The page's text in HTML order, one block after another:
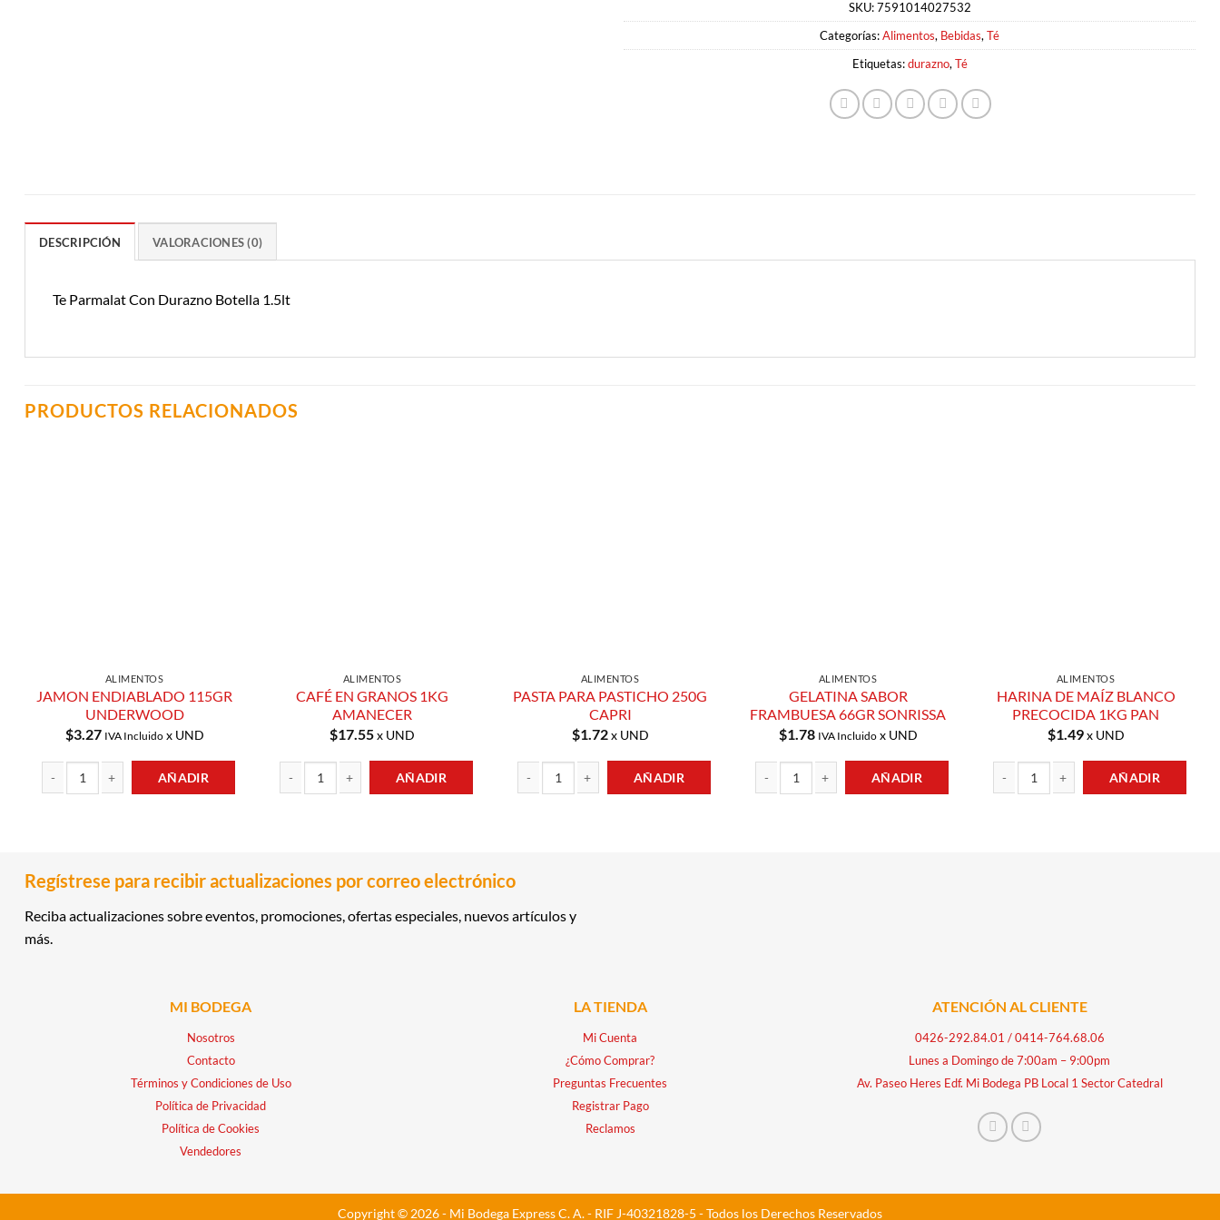
SKU:7591014027532
Categorías:Alimentos, Bebidas, Té
Etiquetas:durazno, Té
DESCRIPCIÓN VALORACIONES (0)
Te Parmalat Con Durazno Botella 1.5lt
PRODUCTOS RELACIONADOS
ALIMENTOS
JAMON ENDIABLADO 115GR
UNDERWOOD
$3.27 IVA Incluidox UND
AÑADIR
ALIMENTOS
CAFÉ EN GRANOS 1KG
AMANECER
$17.55x UND
AÑADIR
ALIMENTOS
PASTA PARA PASTICHO 250G
CAPRI
$1.72x UND
AÑADIR
ALIMENTOS
GELATINA SABOR
FRAMBUESA 66GR SONRISSA
$1.78 IVA Incluidox UND
AÑADIR
ALIMENTOS
HARINA DE MAÍZ BLANCO
PRECOCIDA 1KG PAN
$1.49x UND
AÑADIR
Regístrese para recibir actualizaciones por correo electrónico
Reciba actualizaciones sobre eventos, promociones, ofertas especiales, nuevos artículos y
más.
MI BODEGA
Nosotros
Contacto
Términos y Condiciones de Uso
Política de Privacidad
Política de Cookies
Vendedores
LA TIENDA
Mi Cuenta
¿Cómo Comprar?
Preguntas Frecuentes
Registrar Pago
Reclamos
ATENCIÓN AL CLIENTE
0426-292.84.01 /0414-764.68.06
Lunes a Domingo de 7:00am – 9:00pm
Av. Paseo Heres Edf. Mi Bodega PB Local 1 Sector Catedral
Copyright © 2026 - Mi Bodega Express C. A. - RIF J-40321828-5 - Todos los Derechos Reservados